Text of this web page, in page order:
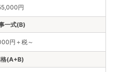
円
円＋税～